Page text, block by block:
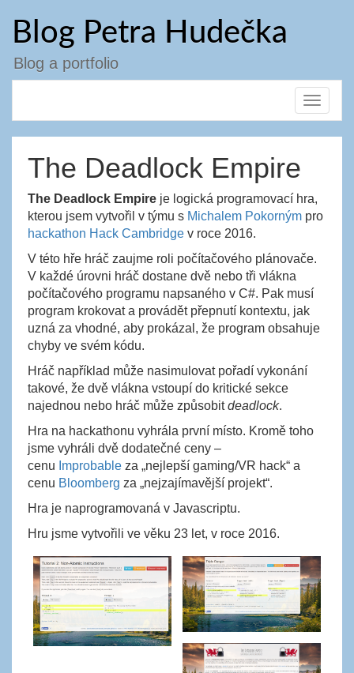
obsahu
webu
Blog Petra Hudečka
Blog a portfolio
Toggle
The Deadlock Empire
The Deadlock Empire je logická programovací hra,
kterou jsem vytvořil v týmu s Michalem Pokorným pro
hackathon Hack Cambridge v roce 2016.
V této hře hráč zaujme roli počítačového plánovače.
V každé úrovni hráč dostane dvě nebo tři vlákna
počítačového programu napsaného v C#. Pak musí
program krokovat a provádět přepnutí kontextu, jak
uzná za vhodné, aby prokázal, že program obsahuje
chyby ve svém kódu.
Hráč například může nasimulovat pořadí vykonání
takové, že dvě vlákna vstoupí do kritické sekce
najednou nebo hráč může způsobitdeadlock.
Hra na hackathonu vyhrála první místo. Kromě toho
jsme vyhráli dvě dodatečné ceny –
cenu Improbable za „nejlepší gaming/VR hack“ a
cenu Bloomberg za „nejzajímavější projekt“.
Hra je naprogramovaná v Javascriptu.
Hru jsme vytvořili ve věku 23 let, v roce 2016.